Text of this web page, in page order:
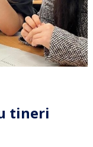
tineri